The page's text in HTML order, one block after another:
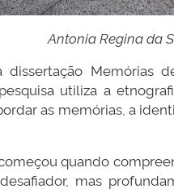
Antonia Regina da
Memórias
utiliza a
as memórias, a
quando
mas